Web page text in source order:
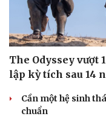
The Odyssey vượt
lập kỳ tích sau 14
Cần một hệ sinh
chuẩn